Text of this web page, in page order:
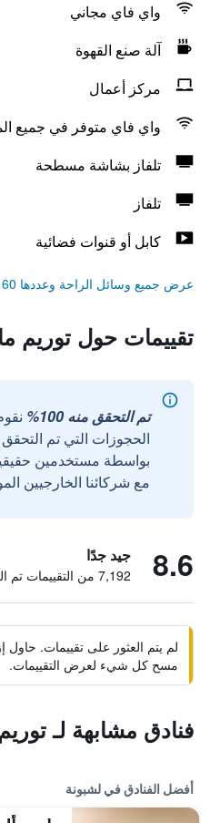
واي فاي مجاني
آلة صنع القهوة
مركز أعمال
واي فاي متوفر في جميع
تلفاز بشاشة مسطحة
تلفاز
كابل أو قنوات فضائية
عرض جميع وسائل الراحة وعددها 60
تقييمات حول توريم
تم التحقق منه 100%
الحجوزات التي تم
مع شركائنا الخارجيين
8.6 جيد جدًا
7,192 من التقييمات تم التحقق منها
لم يتم العثور على تقييمات. حاول
مسح كل شيء لعرض التقييمات.
فنادق مشابهة لـ
أفضل الفنادق في لشبونة